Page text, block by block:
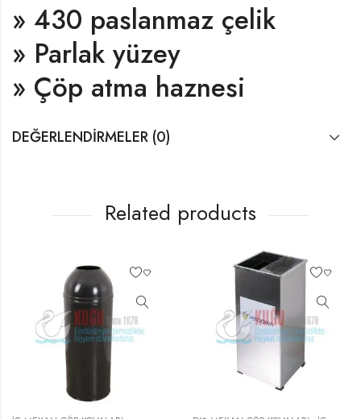
» 430 paslanmaz çelik
» Parlak yüzey
» Çöp atma haznesi
DEĞERLENDIRMELER (0)
Related products